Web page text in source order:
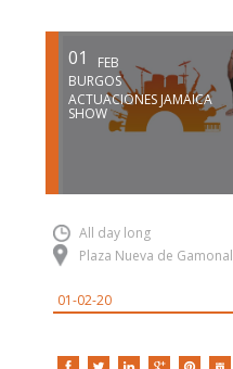
01
FEB
BURGOS
ACTUACIONES JAMAICA
SHOW
All day long
Plaza Nueva de Gamonal
01-02-20